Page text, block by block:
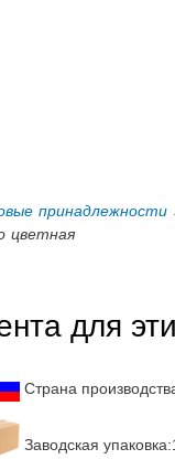
принадлежности
цветная
для
Страна
Заводская